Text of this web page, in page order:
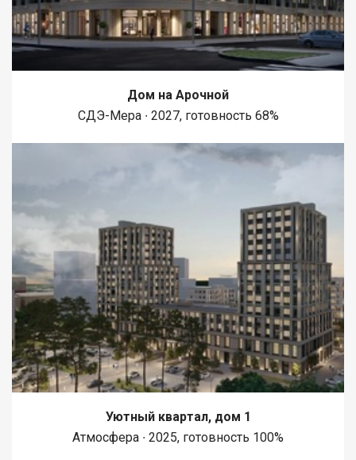
Дом на Арочной
СДЭ-Мера ∙ 2027, готовность 68%
Уютный квартал, дом 1
Атмосфера ∙ 2025, готовность 100%